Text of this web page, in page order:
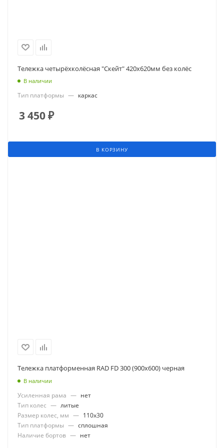
Тележка четырёхколёсная "Скейт" 420х620мм без колёс
В наличии
Тип платформы — каркас
3 450₽
В КОРЗИНУ
Тележка платформенная RAD FD 300 (900х600) черная
В наличии
Усиленная рама — нет
Тип колес — литые
Размер колес, мм — 110x30
Тип платформы — сплошная
Наличие бортов — нет